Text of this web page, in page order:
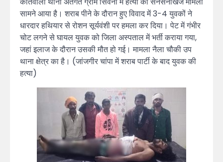
सामने आया है। शराब पीने के दौरान हुए विवाद में 3-4 युवकों ने
धारदार हथियार से रोशन सूर्यवंशी पर हमला कर दिया। पेट में गंभीर
चोट लगने से घायल युवक को जिला अस्पताल में भर्ती कराया गया,
जहां इलाज के दौरान उसकी मौत हो गई। मामला नैला चौकी उप
थाना क्षेत्र का है। (जांजगीर चांपा में शराब पार्टी के बाद युवक की
हत्या)